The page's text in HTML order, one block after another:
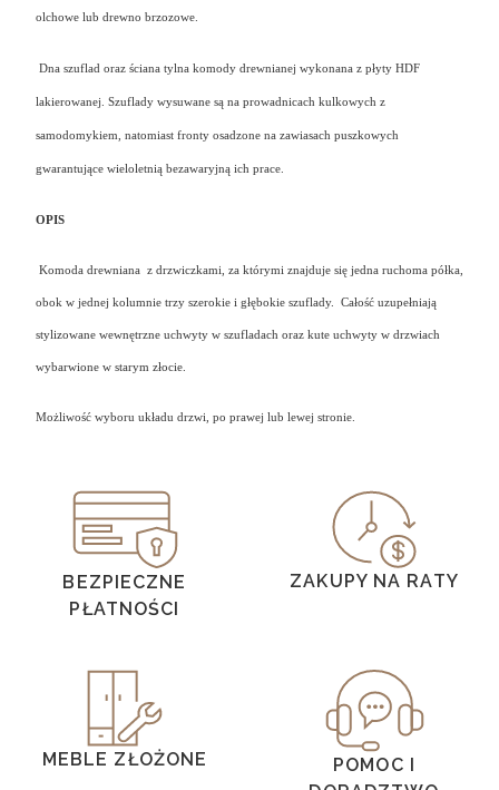
olchowe lub drewno brzozowe.
Dna szuflad oraz ściana tylna komody drewnianej wykonana z płyty HDF
lakierowanej. Szuflady wysuwane są na prowadnicach kulkowych z
samodomykiem, natomiast fronty osadzone na zawiasach puszkowych
gwarantujące wieloletnią bezawaryjną ich prace.
OPIS
Komoda drewniana z drzwiczkami, za którymi znajduje się jedna ruchoma półka,
obok w jednej kolumnie trzy szerokie i głębokie szuflady. Całość uzupełniają
stylizowane wewnętrzne uchwyty w szufladach oraz kute uchwyty w drzwiach
wybarwione w starym złocie.
Możliwość wyboru układu drzwi, po prawej lub lewej stronie.
BEZPIECZNE
PŁATNOŚCI
ZAKUPY NA RATY
MEBLE ZŁOŻONE
POMOC I